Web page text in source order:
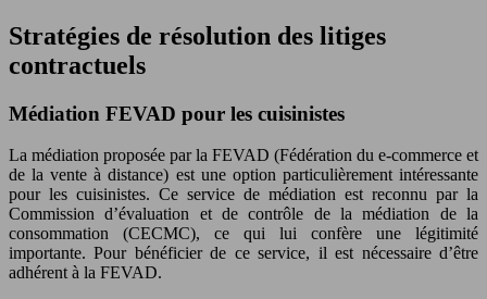
Stratégies de résolution des litiges
contractuels
Médiation FEVAD pour les cuisinistes
La médiation proposée par la FEVAD (Fédération du e-commerce et
de la vente à distance) est une option particulièrement intéressante
pour les cuisinistes. Ce service de médiation est reconnu par la
Commission d’évaluation et de contrôle de la médiation de la
consommation (CECMC), ce qui lui confère une légitimité
importante. Pour bénéficier de ce service, il est nécessaire d’être
adhérent à la FEVAD.